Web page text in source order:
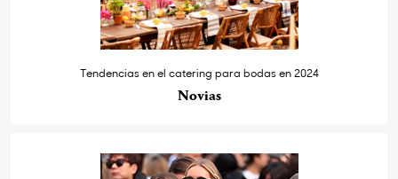
Tendencias en el catering para bodas en 2024
Novias